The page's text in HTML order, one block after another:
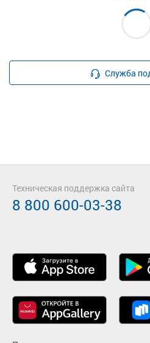
Служба
Техническая поддержка сайта
8 800 600-03-38